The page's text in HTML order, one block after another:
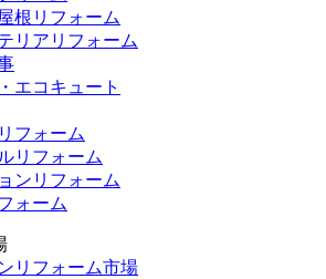
根リフォーム
リアリフォーム
エコキュート
フォーム
リフォーム
ンリフォーム
ォーム
リフォーム市場